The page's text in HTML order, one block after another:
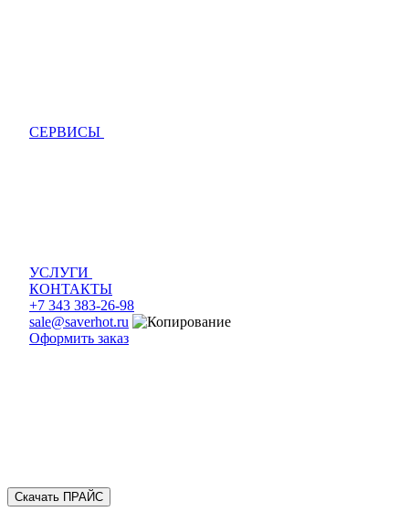
СЕРВИСЫ
УСЛУГИ
КОНТАКТЫ
+7 343 383-26-98
sale@saverhot.ru
Оформить заказ
Скачать ПРАЙС